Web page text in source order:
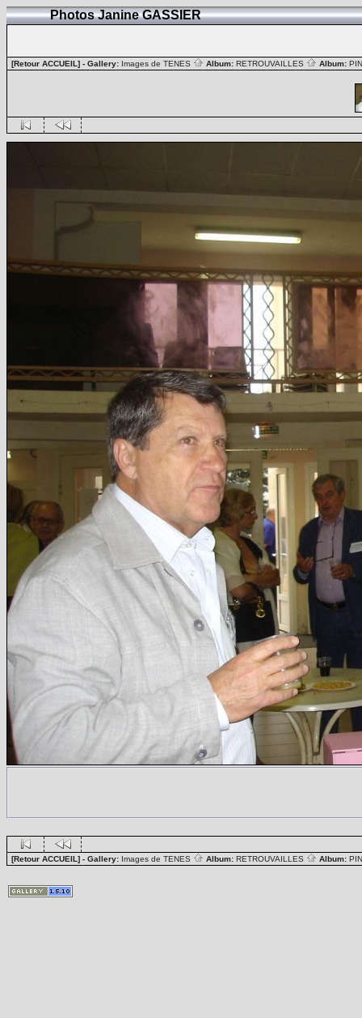
Photos Janine GASSIER
[Retour ACCUEIL] - Gallery: Images de TENES Album: RETROUVAILLES Album:
[Retour ACCUEIL] - Gallery: Images de TENES Album: RETROUVAILLES Album: